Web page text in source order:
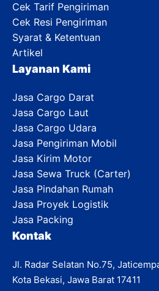
Cek Tarif Pengiriman
Cek Resi Pengiriman
Syarat & Ketentuan
Artikel
Layanan Kami
Jasa Cargo Darat
Jasa Cargo Laut
Jasa Cargo Udara
Jasa Pengiriman Mobil
Jasa Kirim Motor
Jasa Sewa Truck (Carter)
Jasa Pindahan Rumah
Jasa Proyek Logistik
Jasa Packing
Kontak
Jl. Radar Selatan No.75,
Kota Bekasi, Jawa Barat 17411